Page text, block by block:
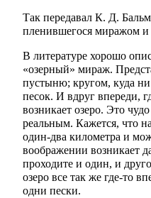
Так передавал К. Д.
пленившегося миражом и
В литературе хорошо
«озерный» мираж.
пустыню; кругом, куда
песок. И вдруг впереди,
возникает озеро. Это
реальным. Кажется, что
один-два километра и
воображении возникает
проходите и один, и
озеро все так же где-то
одни пески.